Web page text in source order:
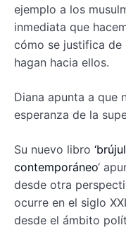
ejemplo a los
inmediata que
cómo se justifica de
hagan hacia ellos.
Diana apunta a que
esperanza de la
Su nuevo libro
contemporáneo‘
desde otra
ocurre en el siglo
desde el ámbito